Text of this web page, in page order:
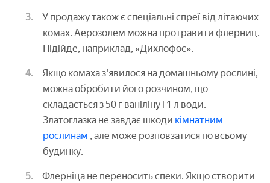
У продажу також є спеціальні спреї від літаючих
комах. Аерозолем можна протравити флерниц.
Підійде, наприклад, «Дихлофос».
Якщо комаха з'явилося на домашньому рослині,
можна обробити його розчином, що
складається з 50 г ваніліну і 1 л води.
Златоглазка не завдає шкоди кімнатним
рослинам , але може розповзатися по всьому
будинку.
Флерніца не переносить спеки. Якщо створити